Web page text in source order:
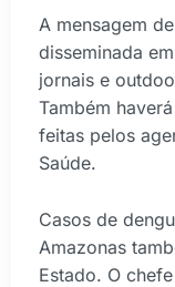
A mensagem
disseminada
jornais e
Também
feitas pelos
Saúde.
Casos de
Amazonas
Estado. O